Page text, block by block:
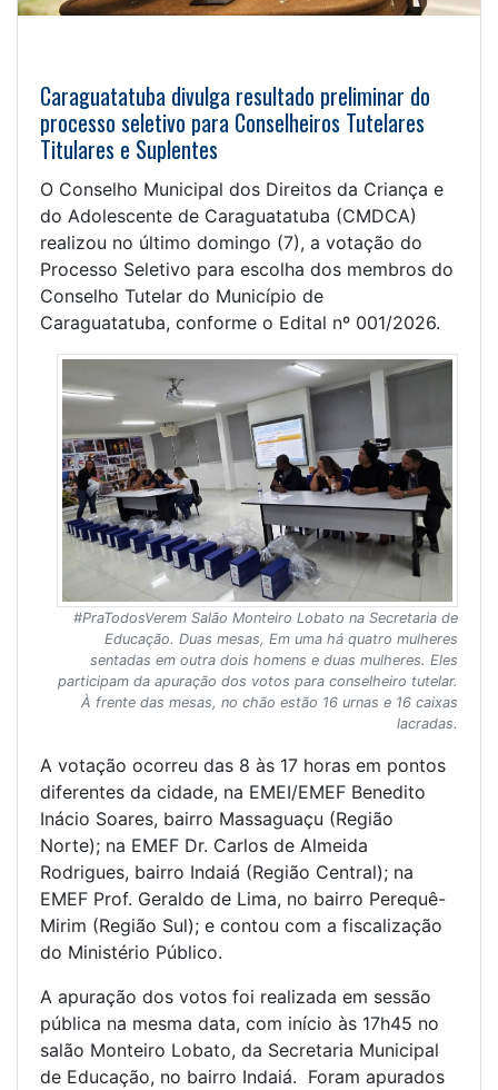
Caraguatatuba divulga resultado preliminar do
processo seletivo para Conselheiros Tutelares
Titulares e Suplentes
O Conselho Municipal dos Direitos da Criança e
do Adolescente de Caraguatatuba (CMDCA)
realizou no último domingo (7), a votação do
Processo Seletivo para escolha dos membros do
Conselho Tutelar do Município de
Caraguatatuba, conforme o Edital nº 001/2026.
#PraTodosVerem Salão Monteiro Lobato na Secretaria de
Educação. Duas mesas, Em uma há quatro mulheres
sentadas em outra dois homens e duas mulheres. Eles
participam da apuração dos votos para conselheiro tutelar.
À frente das mesas, no chão estão 16 urnas e 16 caixas
lacradas.
A votação ocorreu das 8 às 17 horas em pontos
diferentes da cidade, na EMEI/EMEF Benedito
Inácio Soares, bairro Massaguaçu (Região
Norte); na EMEF Dr. Carlos de Almeida
Rodrigues, bairro Indaiá (Região Central); na
EMEF Prof. Geraldo de Lima, no bairro Perequê-
Mirim (Região Sul); e contou com a fiscalização
do Ministério Público.
A apuração dos votos foi realizada em sessão
pública na mesma data, com início às 17h45 no
salão Monteiro Lobato, da Secretaria Municipal
de Educação, no bairro Indaiá. Foram apurados